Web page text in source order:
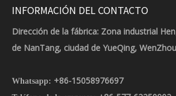
INFORMACIÓN DEL CONTACTO
Dirección de la fábrica: Zona industrial
de NanTang, ciudad de YueQing,
Whatsapp: +86-15058976697